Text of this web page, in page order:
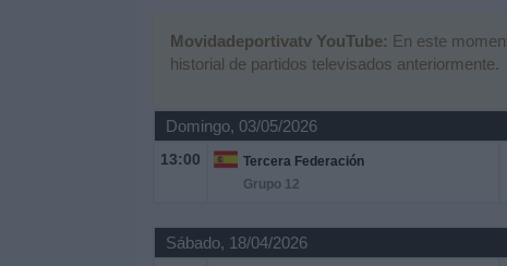
Movidadeportivatv YouTube: En este
historial de partidos televisados anteriormente.
Domingo, 03/05/2026
13:00
Tercera Federación
Grupo 12
Sábado, 18/04/2026